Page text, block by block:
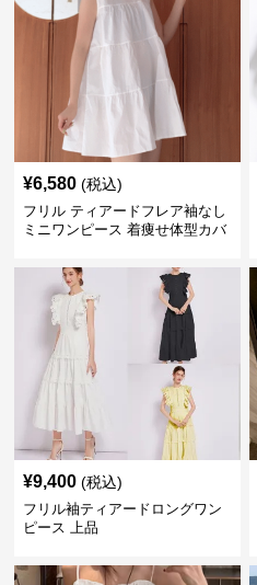
¥6,580 (税込)
フリル ティアードフレア袖なし
ミニワンピース 着痩せ体型カバ
¥9,400 (税込)
フリル袖ティアードロングワン
ピース 上品